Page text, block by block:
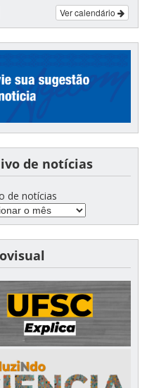
Ver calendário
de notícias
de notícias